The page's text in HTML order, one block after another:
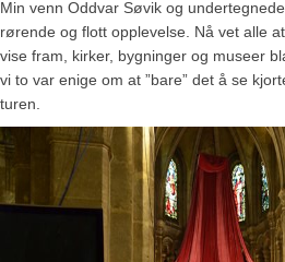
Min venn Oddvar Søvik og
rørende og flott opplevelse. Nå vet alle
vise fram, kirker, bygninger og museer
vi to var enige om at ”bare” det å se
turen.